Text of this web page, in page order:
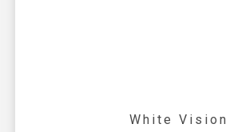
White Vision